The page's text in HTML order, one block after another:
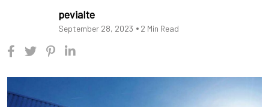
pevialte
September 28, 2023 2 Min Read